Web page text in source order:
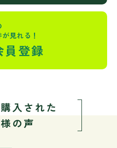
見れる！
員登録
入された
の声